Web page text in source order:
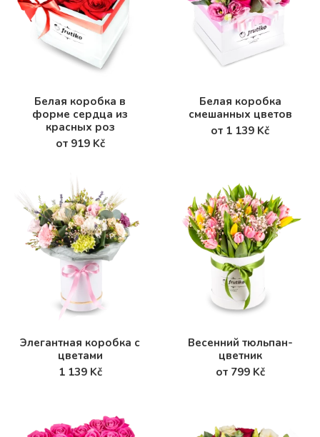
Белая коробка в
форме сердца из
красных роз
от 919 Kč
Белая коробка
смешанных цветов
от 1 139 Kč
Элегантная коробка с
цветами
1 139 Kč
Весенний тюльпан-
цветник
от 799 Kč